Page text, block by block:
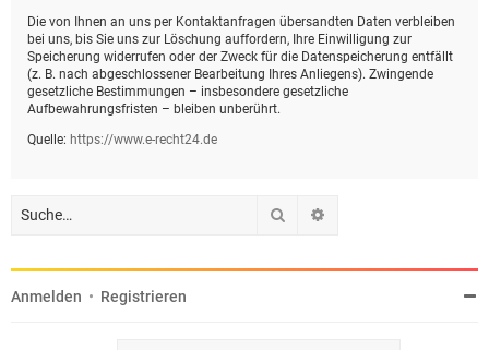
Die von Ihnen an uns per Kontaktanfragen übersandten Daten verbleiben
bei uns, bis Sie uns zur Löschung auffordern, Ihre Einwilligung zur
Speicherung widerrufen oder der Zweck für die Datenspeicherung entfällt
(z. B. nach abgeschlossener Bearbeitung Ihres Anliegens). Zwingende
gesetzliche Bestimmungen – insbesondere gesetzliche
Aufbewahrungsfristen – bleiben unberührt.
Quelle: https://www.e-recht24.de
Suche
Anmelden • Registrieren